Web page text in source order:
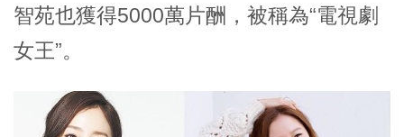
智苑也獲得5000萬片酬，被稱為“電視劇
女王”。